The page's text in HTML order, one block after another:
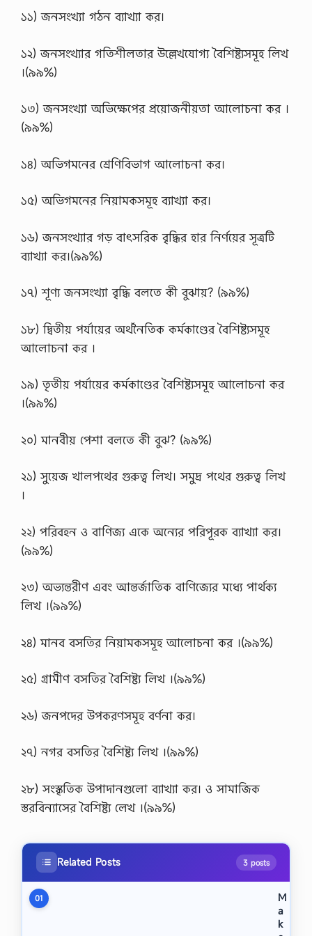
১১) জনসংখ্যা গঠন ব্যাখ্যা কর।
১২) জনসংখ্যার গতিশীলতার উল্লেখযােগ্য বৈশিষ্ট্যসমূহ লিখ
।(৯৯%)
১৩) জনসংখ্যা অভিক্ষেপের প্রয়ােজনীয়তা আলােচনা কর ।
(৯৯%)
১৪) অভিগমনের শ্রেণিবিভাগ আলােচনা কর।
১৫) অভিগমনের নিয়ামকসমূহ ব্যাখ্যা কর।
১৬) জনসংখ্যার গড় বাৎসরিক বৃদ্ধির হার নির্ণয়ের সূত্রটি
ব্যাখ্যা কর।(৯৯%)
১৭) শূণ্য জনসংখ্যা বৃদ্ধি বলতে কী বুঝায়? (৯৯%)
১৮) দ্বিতীয় পর্যায়ের অর্থনৈতিক কর্মকাণ্ডের বৈশিষ্ট্যসমূহ
আলােচনা কর ।
১৯) তৃতীয় পর্যায়ের কর্মকাণ্ডের বৈশিষ্ট্যসমূহ আলােচনা কর
।(৯৯%)
২০) মানবীয় পেশা বলতে কী বুঝ? (৯৯%)
২১) সুয়েজ খালপথের গুরুত্ব লিখ। সমুদ্র পথের গুরুত্ব লিখ
।
২২) পরিবহন ও বাণিজ্য একে অন্যের পরিপূরক ব্যাখ্যা কর।
(৯৯%)
২৩) অভ্যন্তরীণ এবং আন্তর্জাতিক বাণিজ্যের মধ্যে পার্থক্য
লিখ ।(৯৯%)
২৪) মানব বসতির নিয়ামকসমূহ আলােচনা কর ।(৯৯%)
২৫) গ্রামীণ বসতির বৈশিষ্ট্য লিখ ।(৯৯%)
২৬) জনপদের উপকরণসমূহ বর্ণনা কর।
২৭) নগর বসতির বৈশিষ্ট্য লিখ ।(৯৯%)
২৮) সংস্কৃতিক উপাদানগুলাে ব্যাখ্যা কর। ও সামাজিক
স্তরবিন্যাসের বৈশিষ্ট্য লেখ ।(৯৯%)
Related Posts 3 posts
01
M
a
k